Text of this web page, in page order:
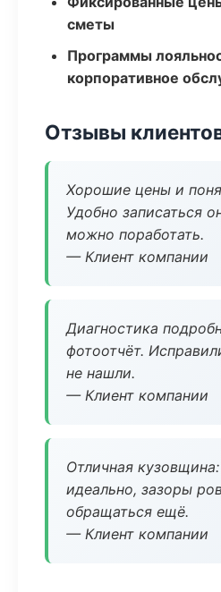
сметы
Программы
корпоративное
Отзывы
Хорошие цены и
Удобно записаться
можно поработать.
— Клиент компании
Диагностика
фотоотчёт.
не нашли.
— Клиент компании
Отличная
идеально, зазоры
обращаться ещё.
— Клиент компании